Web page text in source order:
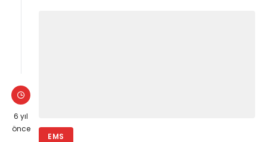
6 yıl
önce
EMS